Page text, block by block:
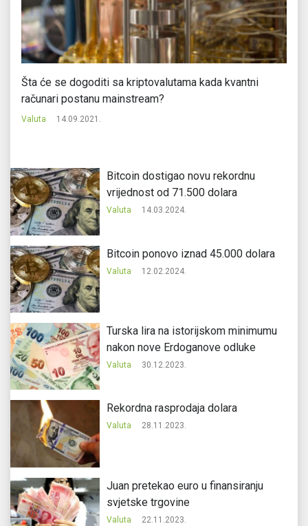
Šta će se dogoditi sa kriptovalutama kada kvantni
računari postanu mainstream?
Valuta 14.09.2021.
Bitcoin dostigao novu rekordnu
vrijednost od 71.500 dolara
Valuta 14.03.2024.
Bitcoin ponovo iznad 45.000 dolara
Valuta 12.02.2024.
Turska lira na istorijskom minimumu
nakon nove Erdoganove odluke
Valuta 30.12.2023.
Rekordna rasprodaja dolara
Valuta 28.11.2023.
Juan pretekao euro u finansiranju
svjetske trgovine
Valuta 22.11.2023.